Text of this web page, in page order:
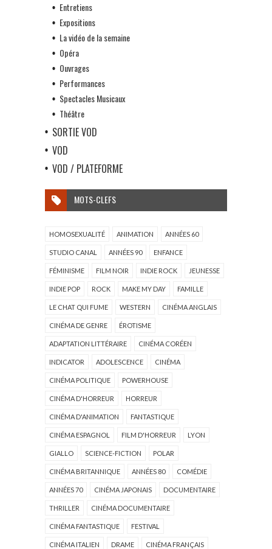
Entretiens
Expositions
La vidéo de la semaine
Opéra
Ouvrages
Performances
Spectacles Musicaux
Théâtre
SORTIE VOD
VOD
VOD / PLATEFORME
MOTS-CLEFS
HOMOSEXUALITÉ ANIMATION ANNÉES 60
STUDIO CANAL ANNÉES 90 ENFANCE
FÉMINISME FILM NOIR INDIE ROCK JEUNESSE
INDIE POP ROCK MAKE MY DAY FAMILLE
LE CHAT QUI FUME WESTERN CINÉMA ANGLAIS
CINÉMA DE GENRE ÉROTISME
ADAPTATION LITTÉRAIRE CINÉMA CORÉEN
INDICATOR ADOLESCENCE CINÉMA
CINÉMA POLITIQUE POWERHOUSE
CINÉMA D'HORREUR HORREUR
CINÉMA D'ANIMATION FANTASTIQUE
CINÉMA ESPAGNOL FILM D'HORREUR LYON
GIALLO SCIENCE-FICTION POLAR
CINÉMA BRITANNIQUE ANNÉES 80 COMÉDIE
ANNÉES 70 CINÉMA JAPONAIS DOCUMENTAIRE
THRILLER CINÉMA DOCUMENTAIRE
CINÉMA FANTASTIQUE FESTIVAL
CINÉMA ITALIEN DRAME CINÉMA FRANÇAIS